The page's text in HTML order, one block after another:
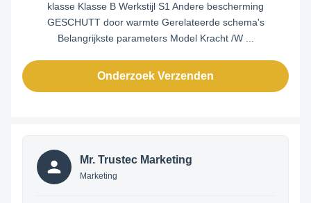
klasse Klasse B Werkstijl S1 Andere bescherming
GESCHUTT door warmte Gerelateerde schema's
Belangrijkste parameters Model Kracht /W ...
Onderzoek Verzenden
Mr. Trustec Marketing
Marketing